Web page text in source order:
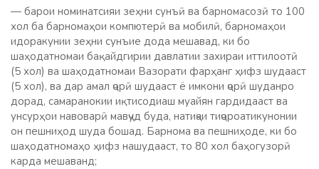
— барои номинатсияи зеҳни сунъӣ ва барномасозӣ то 100
хол ба барномаҳои компютерӣ ва мобилӣ, барномаҳои
идоракунии зеҳни сунъие дода мешавад, ки бо
шаҳодатномаи бақайдгирии давлатии захираи иттилоотӣ
(5 хол) ва шаҳодатномаи Вазорати фарҳанг ҳифз шудааст
(5 хол), ва дар амал ҷорӣ шудааст ё имкони ҷорӣ шуданро
дорад, самаранокии иқтисодиаш муайян гардидааст ва
унсурҳои навоварӣ мавҷуд буда, натиҷаи тиҷороатикунонии
он пешниҳод шуда бошад. Барнома ва пешниҳоде, ки бо
шаҳодатномаҳо ҳифз нашудааст, то 80 хол баҳогузорӣ
карда мешаванд;